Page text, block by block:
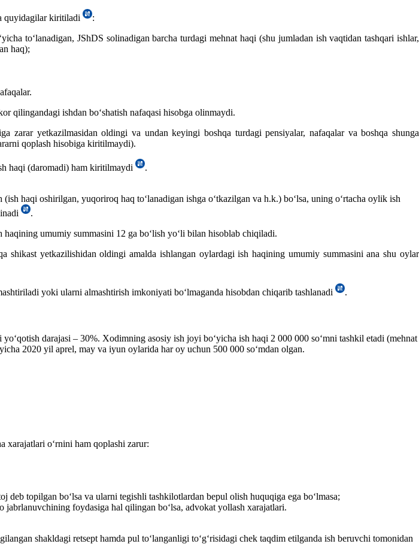
quyidagilar kiritiladi
:
toʻlanadigan, JShDS solinadigan barcha turdagi mehnat haqi (shu jumladan ish vaqtidan tashqari ishlar,
haq);
qilingandagi ishdan boʻshatish nafaqasi hisobga olinmaydi.
zarar yetkazilmasidan oldingi va undan keyingi boshqa turdagi pensiyalar, nafaqalar va boshqa shunga
qoplash hisobiga kiritilmaydi).
haqi (daromadi) ham kiritilmaydi
.
haqi oshirilgan, yuqoriroq haq toʻlanadigan ishga oʻtkazilgan va h.k.) boʻlsa, uning oʻrtacha oylik ish
.
umumiy summasini 12 ga boʻlish yoʻli bilan hisoblab chiqiladi.
shikast yetkazilishidan oldingi amalda ishlangan oylardagi ish haqining umumiy summasini ana shu oylar
yoki ularni almashtirish imkoniyati boʻlmaganda hisobdan chiqarib tashlanadi
.
darajasi – 30%. Xodimning asosiy ish joyi boʻyicha ish haqi 2 000 000 soʻmni tashkil etadi (mehnat
2020 yil aprel, may va iyun oylarida har oy uchun 500 000 soʻmdan olgan.
хarajatlari oʻrnini ham qoplashi zarur:
topilgan boʻlsa va ularni tegishli tashkilotlardan bepul olish huquqiga ega boʻlmasa;
jabrlanuvchining foydasiga hal qilingan boʻlsa, advokat yollash хarajatlari.
shakldagi retsept hamda pul toʻlanganligi toʻgʻrisidagi chek taqdim etilganda ish beruvchi tomonidan